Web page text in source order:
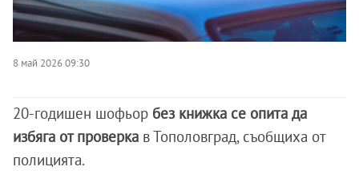
8 май 2026 09:30
20-годишен шофьор без книжка се опита да
избяга от проверка в Тополовград, съобщиха от
полицията.